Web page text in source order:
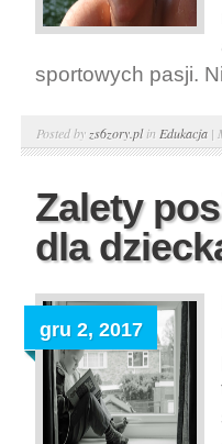
sportowych pasji.
Posted by zs6zory.plin Edukacja |
Zalety
dla
gru 2, 2017